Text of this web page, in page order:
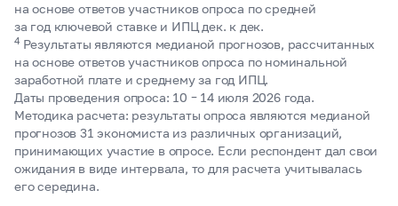
на основе ответов участников опроса по средней
за год ключевой ставке и ИПЦ дек. к дек.
4Результаты являются медианой прогнозов, рассчитанных
на основе ответов участников опроса по номинальной
заработной плате и среднему за год ИПЦ.
Даты проведения опроса: 10 – 14 июля 2026 года.
Методика расчета: результаты опроса являются медианой
прогнозов 31 экономиста из различных организаций,
принимающих участие в опросе. Если респондент дал свои
ожидания в виде интервала, то для расчета учитывалась
его середина.